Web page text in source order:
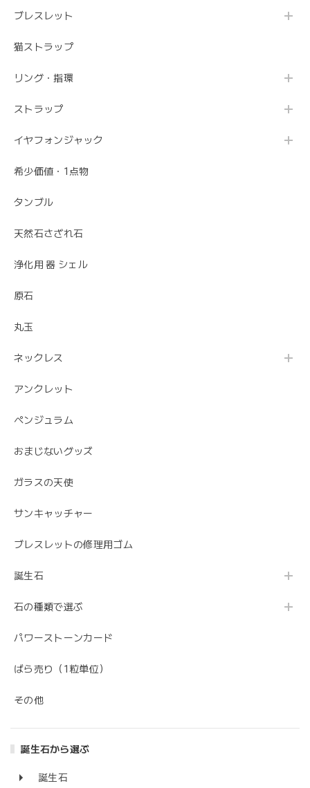
ブレスレット
猫ストラップ
リング・指環
ストラップ
イヤフォンジャック
希少価値・1点物
タンブル
天然石さざれ石
浄化用 器 シェル
原石
丸玉
ネックレス
アンクレット
ペンジュラム
おまじないグッズ
ガラスの天使
サンキャッチャー
ブレスレットの修理用ゴム
誕生石
石の種類で選ぶ
パワーストーンカード
ばら売り（1粒単位）
その他
誕生石から選ぶ
誕生石